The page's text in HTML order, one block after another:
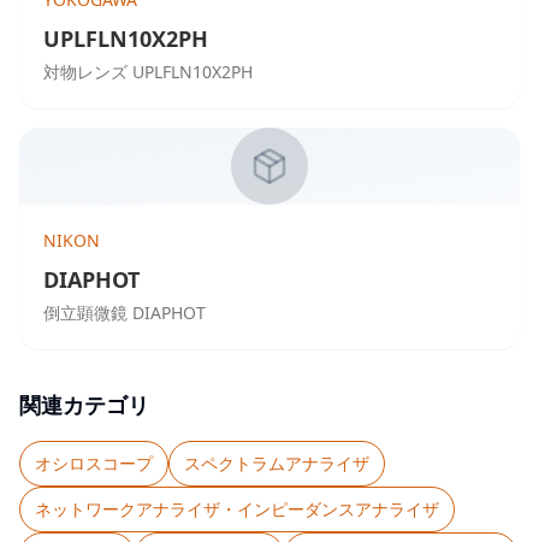
UPLFLN10X2PH
対物レンズ UPLFLN10X2PH
NIKON
DIAPHOT
倒立顕微鏡 DIAPHOT
関連カテゴリ
オシロスコープ
スペクトラムアナライザ
ネットワークアナライザ・インピーダンスアナライザ